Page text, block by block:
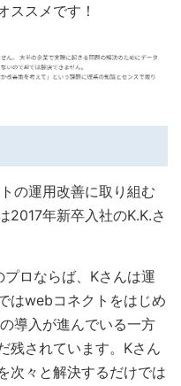
ススメです！
の運用改善に取り組む
2017年新卒入社のK.K.さ
ロならば、Kさんは運
はwebコネクトをはじめ
導入が進んでいる一方
残されています。Kさん
次々と解決するだけでは